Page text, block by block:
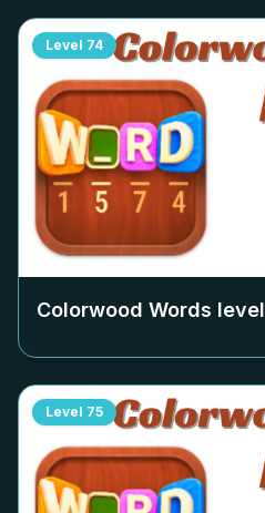
Level 74
Colorwood Words level
Level 75